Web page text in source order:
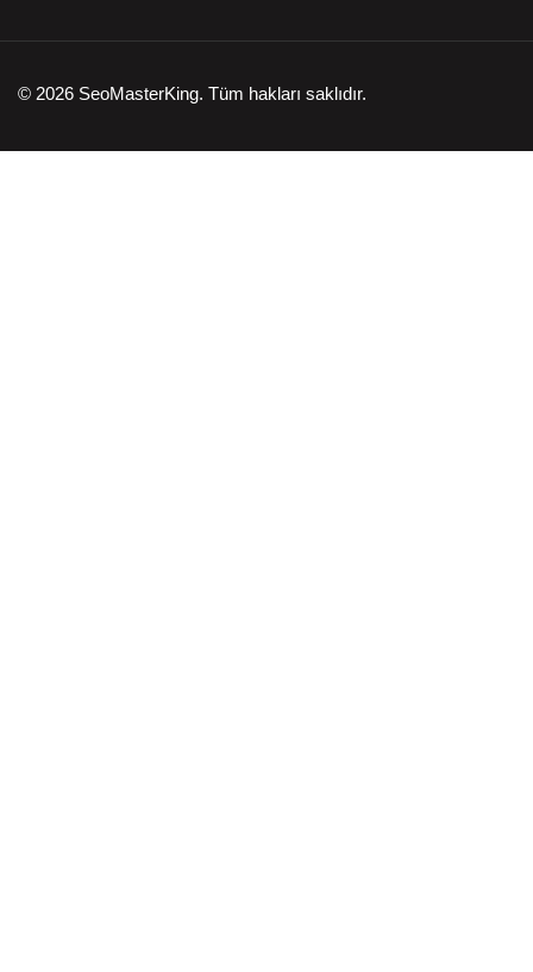
© 2026 SeoMasterKing. Tüm hakları saklıdır.